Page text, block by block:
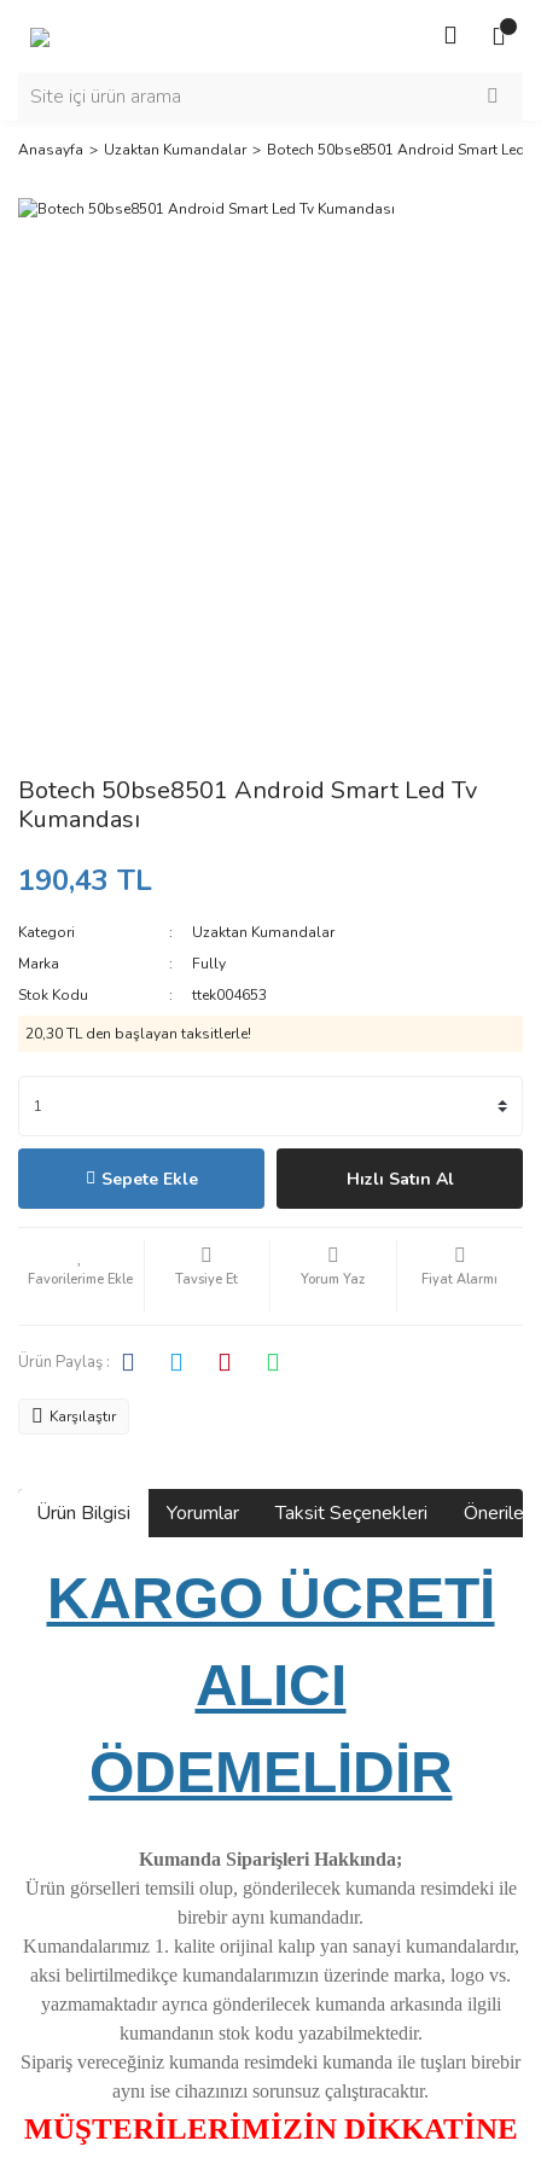
Anasayfa Uzaktan Kumandalar Botech 50bse8501 Android Smart Led
Botech 50bse8501 Android Smart Led Tv
Kumandası
190,43 TL
Kategori
Uzaktan Kumandalar
Marka
Fully
Stok Kodu
ttek004653
20,30 TL den başlayan taksitlerle!
Sepete Ekle Hızlı Satın Al
Tavsiye Et Yorum Yaz Fiyat Alarmı
Ürün Paylaş :
Karşılaştır
Ürün Bilgisi Yorumlar Taksit Seçenekleri
KARGO ÜCRETİ
ALICI
ÖDEMELİDİR
Kumanda Siparişleri Hakkında;
Ürün görselleri temsili olup, gönderilecek kumanda resimdeki ile
birebir aynı kumandadır.
Kumandalarımız 1. kalite orijinal kalıp yan sanayi kumandalardır,
aksi belirtilmedikçe kumandalarımızın üzerinde marka, logo vs.
yazmamaktadır ayrıca gönderilecek kumanda arkasında ilgili
kumandanın stok kodu yazabilmektedir.
Sipariş vereceğiniz kumanda resimdeki kumanda ile tuşları birebir
aynı ise cihazınızı sorunsuz çalıştıracaktır.
MÜŞTERİLERİMİZİN DİKKATİNE